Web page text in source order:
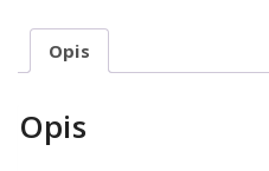
Opis
Opis